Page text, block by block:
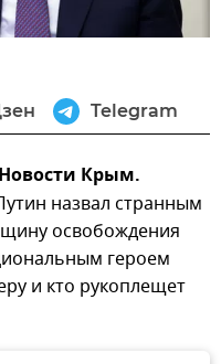
Telegram
Крым.
назвал странным
освобождения
героем
и кто рукоплещет